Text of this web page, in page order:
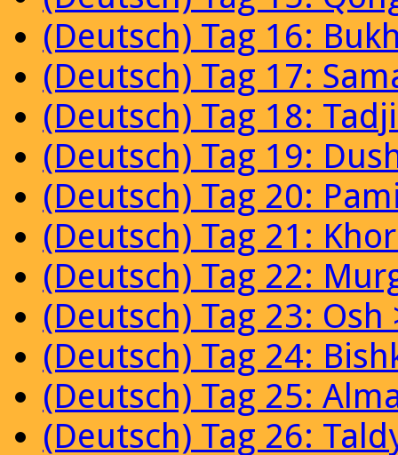
(Deutsch) Tag 16:
(Deutsch) Tag 17:
(Deutsch) Tag 18:
(Deutsch) Tag 19:
(Deutsch) Tag 20:
(Deutsch) Tag 21:
(Deutsch) Tag 22:
(Deutsch) Tag 23: Osh
(Deutsch) Tag 24:
(Deutsch) Tag 25:
(Deutsch) Tag 26: